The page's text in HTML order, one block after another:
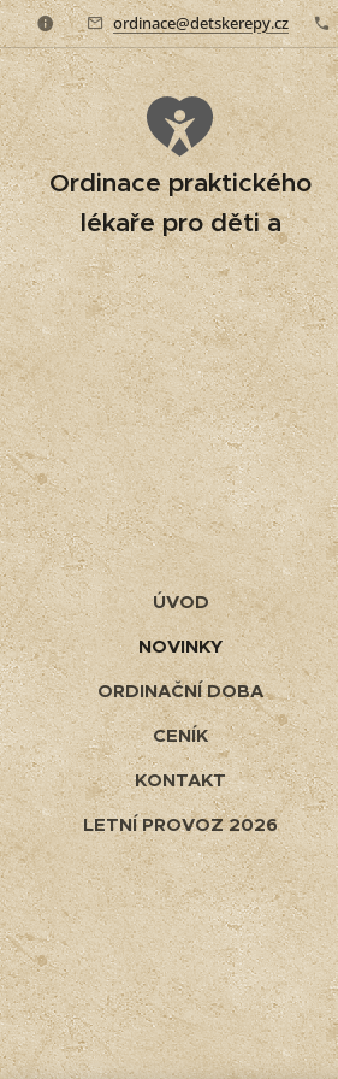
ordinace@detskerepy.cz
Ordinace praktického
lékaře pro děti a
dorost
ÚVOD
NOVINKY
ORDINAČNÍ DOBA
CENÍK
KONTAKT
LETNÍ PROVOZ 2026